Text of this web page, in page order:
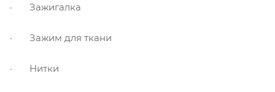
· Зажигалка
· Зажим для ткани
· Нитки